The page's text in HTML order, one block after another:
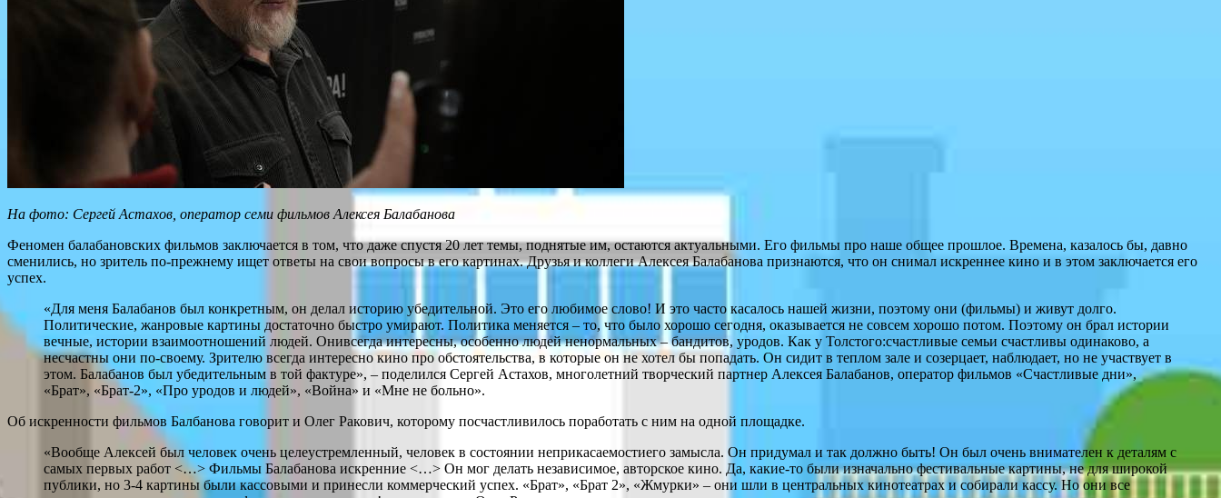
На фото: Сергей Астахов, оператор семи фильмов Алексея Балабанова
Феномен балабановских фильмов заключается в том, что даже спустя 20 лет темы, поднятые им, остаются актуальными. Его фильмы про наше общее прошлое. Времена, казалось бы, давно
сменились, но зритель по-прежнему ищет ответы на свои вопросы в его картинах. Друзья и коллеги Алексея Балабанова признаются, что он снимал искреннее кино и в этом заключается его
успех.
«Для меня Балабанов был конкретным, он делал историю убедительной. Это его любимое слово! И это часто касалось нашей жизни, поэтому они (фильмы) и живут долго.
Политические, жанровые картины достаточно быстро умирают. Политика меняется – то, что было хорошо сегодня, оказывается не совсем хорошо потом. Поэтому он брал истории
вечные, истории взаимоотношений людей. Онивсегда интересны, особенно людей ненормальных – бандитов, уродов. Как у Толстого:счастливые семьи счастливы одинаково, а
несчастны они по-своему. Зрителю всегда интересно кино про обстоятельства, в которые он не хотел бы попадать. Он сидит в теплом зале и созерцает, наблюдает, но не участвует в
этом. Балабанов был убедительным в той фактуре», – поделился Сергей Астахов, многолетний творческий партнер Алексея Балабанов, оператор фильмов «Счастливые дни»,
«Брат», «Брат-2», «Про уродов и людей», «Война» и «Мне не больно».
Об искренности фильмов Балбанова говорит и Олег Ракович, которому посчастливилось поработать с ним на одной площадке.
«Вообще Алексей был человек очень целеустремленный, человек в состоянии неприкасаемостиего замысла. Он придумал и так должно быть! Он был очень внимателен к деталям с
самых первых работ <…> Фильмы Балабанова искренние <…> Он мог делать независимое, авторское кино. Да, какие-то были изначально фестивальные картины, не для широкой
публики, но 3-4 картины были кассовыми и принесли коммерческий успех. «Брат», «Брат 2», «Жмурки» – они шли в центральных кинотеатрах и собирали кассу. Но они все